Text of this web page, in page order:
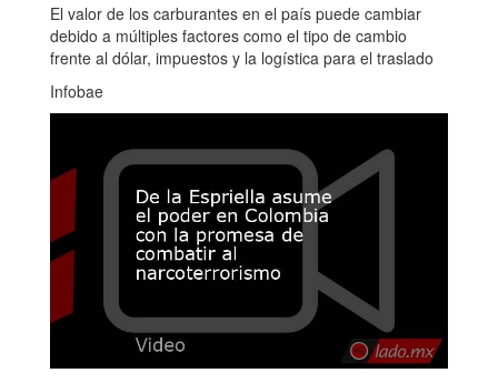
El valor de los carburantes en el país puede cambiar
debido a múltiples factores como el tipo de cambio
frente al dólar, impuestos y la logística para el traslado
Infobae